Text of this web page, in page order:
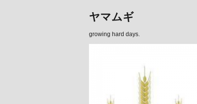
ヤマムギ
growing hard days.